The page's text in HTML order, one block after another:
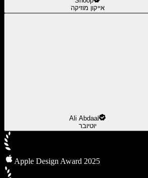
אייקון מוזיקה
Ali Abdaal
יוטיובר
Apple Design Award 2025